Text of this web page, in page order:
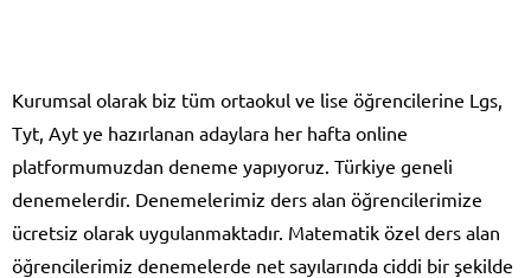
Kurumsal olarak biz tüm ortaokul ve lise öğrencilerine Lgs,
Tyt, Ayt ye hazırlanan adaylara her hafta online
platformumuzdan deneme yapıyoruz. Türkiye geneli
denemelerdir. Denemelerimiz ders alan öğrencilerimize
ücretsiz olarak uygulanmaktadır. Matematik özel ders alan
öğrencilerimiz denemelerde net sayılarında ciddi bir şekilde